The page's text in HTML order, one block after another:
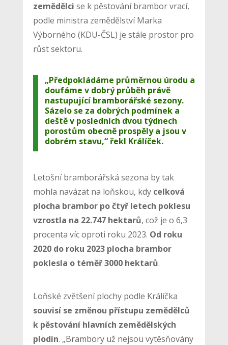
zemědělci se k pěstování brambor vrací,
podle ministra zemědělství Marka
Výborného (KDU-ČSL) je stále prostor pro
růst sektoru.
„Předpokládáme průměrnou úrodu a
doufáme v dobrý průběh právě
nastupující bramborářské sezony.
Sázelo se za dobrých podmínek a
deště v posledních dvou týdnech
porostům obecně prospěly a jsou v
dobrém stavu,“ řekl Králíček.
Letošní bramborářská sezona by tak
mohla navázat na loňskou, kdycelková
plocha brambor po čtyř letech poklesu
vzrostla na 22.747 hektarů, což je o 6,3
procenta víc oproti roku 2023. Od roku
2020 do roku 2023 plocha brambor
poklesla o téměř 3000 hektarů.
Loňské zvětšení plochy podle Králíčka
souvisí se změnou přístupu zemědělců
k pěstování hlavních zemědělských
plodin. „Brambory už nejsou vytěsňovány